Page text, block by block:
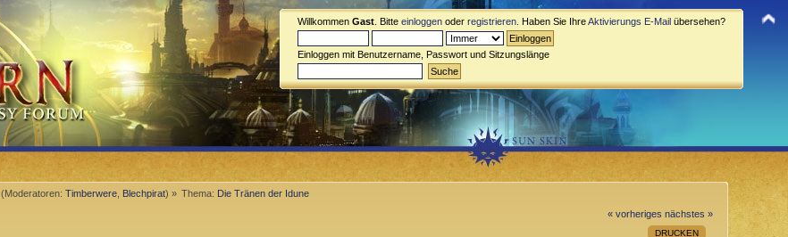
Willkommen Gast . Bitte einloggen oder registrieren . Haben Sie IhreAktivierungs E-Mail übersehen?
Einloggen mit Benutzername, Passwort und Sitzungslänge
(Moderatoren:Timberwere Blechpirat) » Thema: Die Tränen der Idune
« vorheriges nächstes »
DRUCKEN